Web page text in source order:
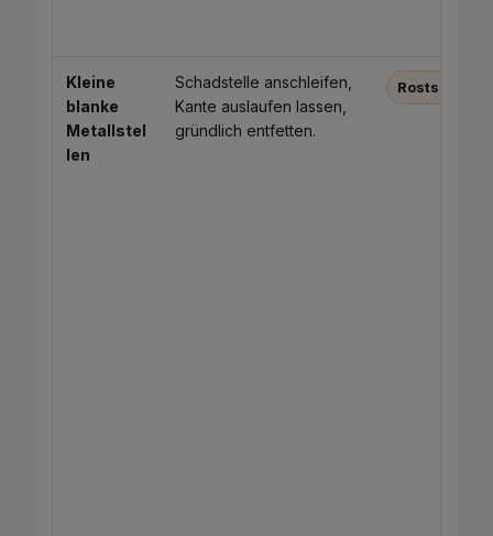
Kleine
blanke
Metallstel
len
Schadstelle anschleifen,
Kante auslaufen lassen,
gründlich entfetten.
Rostschutz